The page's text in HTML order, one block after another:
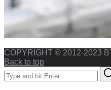
COPYRIGHT © 2012-2023
Back to top
Search
for: